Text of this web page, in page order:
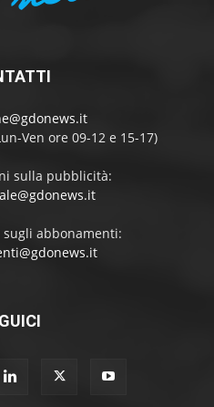
Ven ore 09-12 e 15-17)
sulla pubblicità:
abbonamenti: